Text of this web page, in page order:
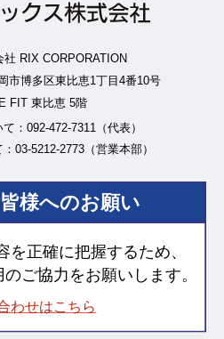
社 RIX CORPORATION
市博多区東比恵1丁目4番10号
FIT 東比恵 5階
：092-472-7311（代表）
03-5212-2773（営業本部）